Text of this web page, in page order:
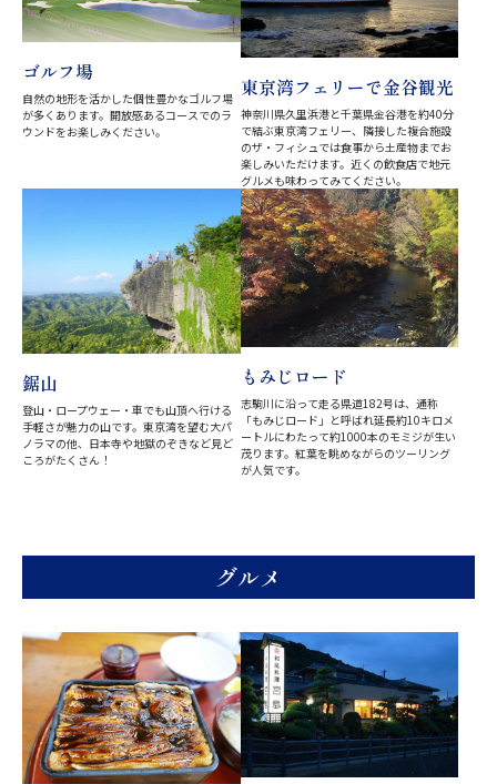
ゴルフ場
自然の地形を活かした個性豊かなゴルフ場
が多くあります。開放感あるコースでのラ
ウンドをお楽しみください。
東京湾フェリーで金谷観光
神奈川県久里浜港と千葉県金谷港を約40分
で結ぶ東京湾フェリー、隣接した複合施設
のザ・フィシュでは食事から土産物までお
楽しみいただけます。近くの飲食店で地元
グルメも味わってみてください。
鋸山
登山・ロープウェー・車でも山頂へ行ける
手軽さが魅力の山です。東京湾を望む大パ
ノラマの他、日本寺や地獄のぞきなど見ど
ころがたくさん！
もみじロード
志駒川に沿って走る県道182号は、通称
「もみじロード」と呼ばれ延長約10キロメ
ートルにわたって約1000本のモミジが生い
茂ります。紅葉を眺めながらのツーリング
が人気です。
グルメ